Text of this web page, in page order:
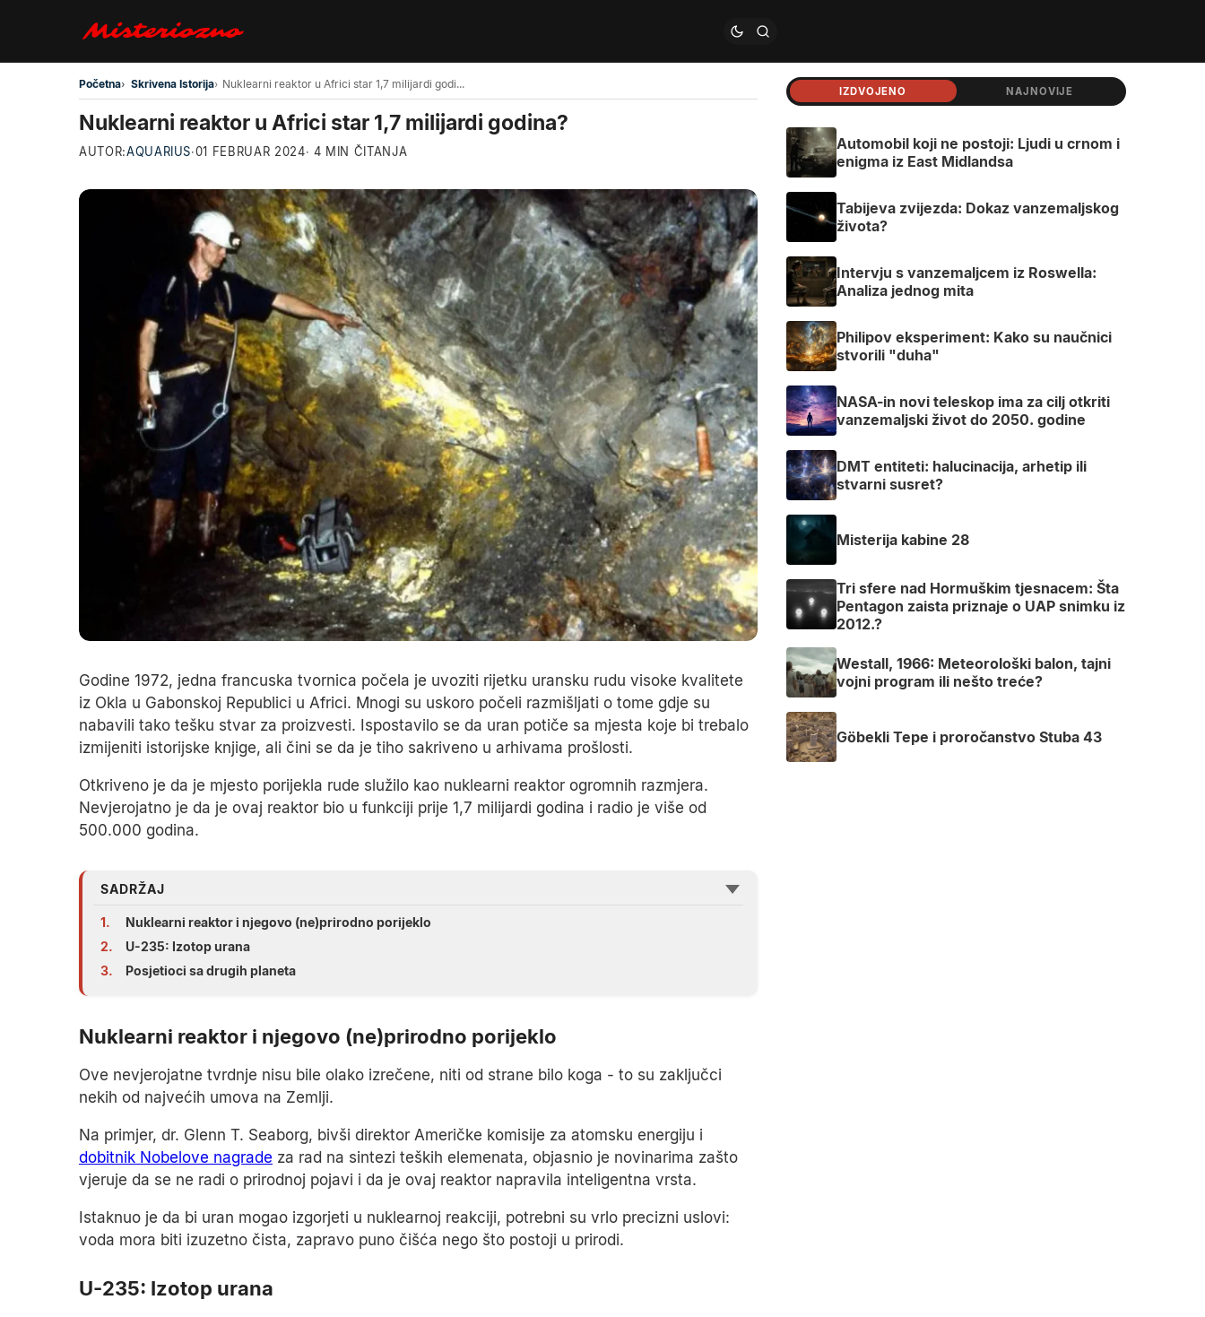
Preskoči na glavni sadržaj
Početna Skrivena Istorija Nuklearni reaktor u Africi star 1,7 milijardi godina?
Nuklearni reaktor u Africi star 1,7 milijardi godina?
AUTOR:AQUARIUS·01 FEBRUAR 2024· 4 MIN ČITANJA
Godine 1972, jedna francuska tvornica počela je uvoziti rijetku uransku rudu visoke kvalitete
iz Okla u Gabonskoj Republici u Africi. Mnogi su uskoro počeli razmišljati o tome gdje su
nabavili tako tešku stvar za proizvesti. Ispostavilo se da uran potiče sa mjesta koje bi trebalo
izmijeniti istorijske knjige, ali čini se da je tiho sakriveno u arhivama prošlosti.
Otkriveno je da je mjesto porijekla rude služilo kao nuklearni reaktor ogromnih razmjera.
Nevjerojatno je da je ovaj reaktor bio u funkciji prije 1,7 milijardi godina i radio je više od
500.000 godina.
SADRŽAJ
1.
Nuklearni reaktor i njegovo (ne)prirodno porijeklo
2.
U-235: Izotop urana
3.
Posjetioci sa drugih planeta
Nuklearni reaktor i njegovo (ne)prirodno porijeklo
Ove nevjerojatne tvrdnje nisu bile olako izrečene, niti od strane bilo koga - to su zaključci
nekih od najvećih umova na Zemlji.
Na primjer, dr. Glenn T. Seaborg, bivši direktor Američke komisije za atomsku energiju i
dobitnik Nobelove nagrade za rad na sintezi teških elemenata, objasnio je novinarima zašto
vjeruje da se ne radi o prirodnoj pojavi i da je ovaj reaktor napravila inteligentna vrsta.
Istaknuo je da bi uran mogao izgorjeti u nuklearnoj reakciji, potrebni su vrlo precizni uslovi:
voda mora biti izuzetno čista, zapravo puno čišća nego što postoji u prirodi.
U-235: Izotop urana
IZDVOJENO NAJNOVIJE
Automobil koji ne postoji: Ljudi u crnom i
enigma iz East Midlandsa
Tabijeva zvijezda: Dokaz vanzemaljskog
života?
Intervju s vanzemaljcem iz Roswella:
Analiza jednog mita
Philipov eksperiment: Kako su naučnici
stvorili "duha"
NASA-in novi teleskop ima za cilj otkriti
vanzemaljski život do 2050. godine
DMT entiteti: halucinacija, arhetip ili
stvarni susret?
Misterija kabine 28
Tri sfere nad Hormuškim tjesnacem: Šta
Pentagon zaista priznaje o UAP snimku iz
2012.?
Westall, 1966: Meteorološki balon, tajni
vojni program ili nešto treće?
Göbekli Tepe i proročanstvo Stuba 43